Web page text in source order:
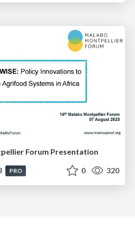
Forum Presentation
PRO 0 320